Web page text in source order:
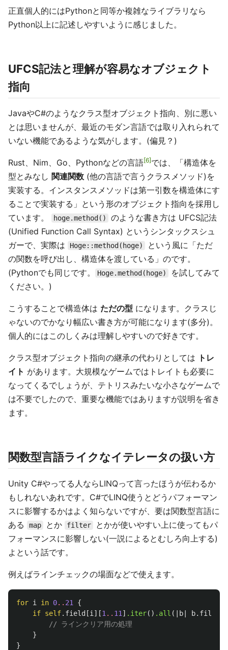
正直個人的にはPythonと同等か複雑なライブラリなら
Python以上に記述しやすいように感じました。
UFCS記法と理解が容易なオブジェクト
指向
JavaやC#のようなクラス型オブジェクト指向、別に悪い
とは思いませんが、最近のモダン言語では取り入れられて
いない機能であるような気がします。(偏見？)
Rust、Nim、Go、Pythonなどの言語 6 では、「構造体を
型とみなし 関連関数 (他の言語で言うクラスメソッド)を
実装する。インスタンスメソッドは第一引数を構造体にす
ることで実装する」という形のオブジェクト指向を採用し
ています。
hoge.method()
のような書き方は UFCS記法
(Unified Function Call Syntax) というシンタックスシュ
ガーで、実際は
Hoge::method(hoge)
という風に「ただ
の関数を呼び出し、構造体を渡している」のです。
(Pythonでも同じです。
Hoge.method(hoge)
を試してみて
ください。)
こうすることで構造体は ただの型 になります。クラスじ
ゃないのでかなり幅広い書き方が可能になります(多分)。
個人的にはこのしくみは理解しやすいので好きです。
クラス型オブジェクト指向の継承の代わりとしては トレ
イト があります。大規模なゲームではトレイトも必要に
なってくるでしょうが、テトリスみたいな小さなゲームで
は不要でしたので、重要な機能ではありますが説明を省き
ます。
関数型言語ライクなイテレータの扱い方
Unity C#やってる人ならLINQって言ったほうが伝わるか
もしれないあれです。C#でLINQ使うとどうパフォーマン
スに影響するかはよく知らないですが、要は関数型言語に
ある
map とか filter
とかが使いやすい上に使ってもパ
フォーマンスに影響しない(一説によるとむしろ向上する)
よという話です。
例えばラインチェックの場面などで使えます。
for i in 0.. 21
{
if self.field [i ][1 .. 11 ] .iter() .all (| b b.filled
// ラインクリア用の処理
}
}